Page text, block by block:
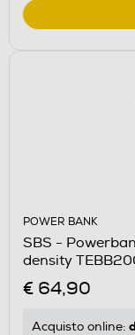
POWER BANK
SBS -
density
€ 64,90
Acquisto online: